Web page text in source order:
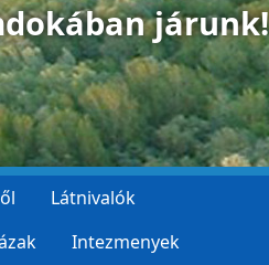
járunk!
Látnivalók
Intezmenyek